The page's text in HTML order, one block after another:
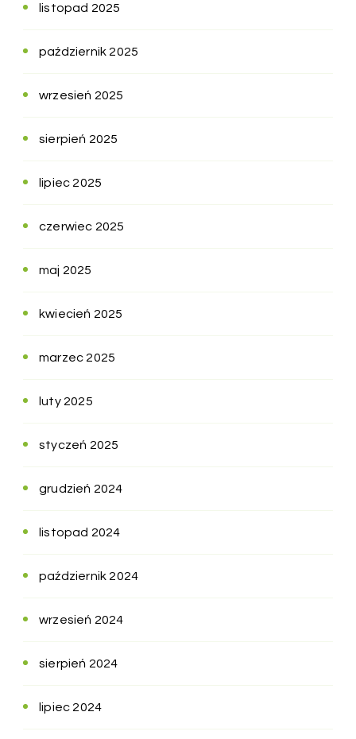
listopad 2025
październik 2025
wrzesień 2025
sierpień 2025
lipiec 2025
czerwiec 2025
maj 2025
kwiecień 2025
marzec 2025
luty 2025
styczeń 2025
grudzień 2024
listopad 2024
październik 2024
wrzesień 2024
sierpień 2024
lipiec 2024